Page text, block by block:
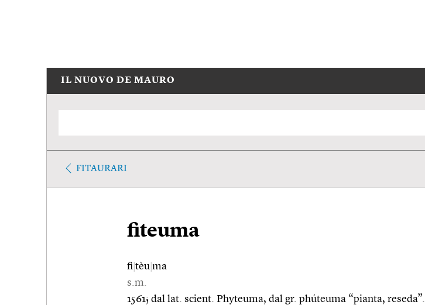
IL NUOVO DE MAURO
FITAURARI
fiteuma
fi tèu ma
s.m.
1561; dal lat. scient. Phyteuma, dal gr. phúteuma “pianta, reseda”.